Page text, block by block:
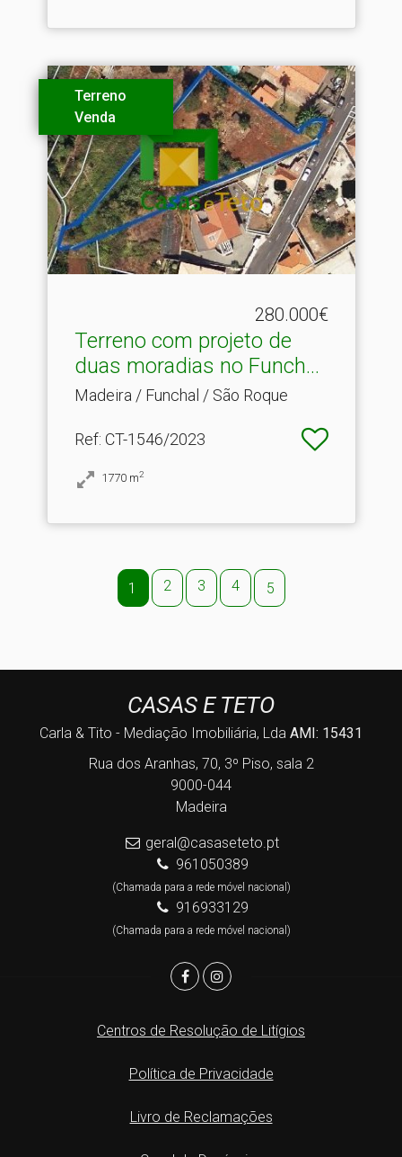
Terreno
Venda
280.000€
Terreno com projeto de
duas moradias no Funch.​..
Madeira / Funchal / São Roque
Ref: CT-1546/2023
1770 m2
1 2 3 4 5
CASAS E TETO
Carla & Tito - Mediação Imobiliária, Lda AMI: 15431
Rua dos Aranhas, 70, 3º Piso, sala 2
9000-044
Madeira
geral@casaseteto.pt
961050389
(Chamada para a rede móvel nacional)
916933129
(Chamada para a rede móvel nacional)
Centros de Resolução de Litígios
Política de Privacidade
Livro de Reclamações